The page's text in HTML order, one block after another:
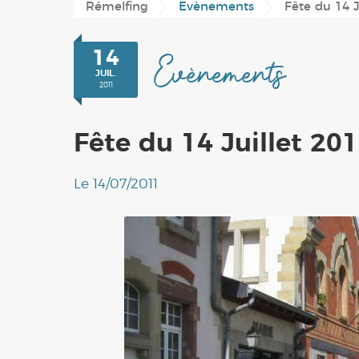
Conseil Municipal
Plan du village
Périscolaire
Associations
Rémelfing Evènements Fête du 14
Evènements
Fête du 14 Juillet
Le 14/07/2011
14
JUIL.
2011